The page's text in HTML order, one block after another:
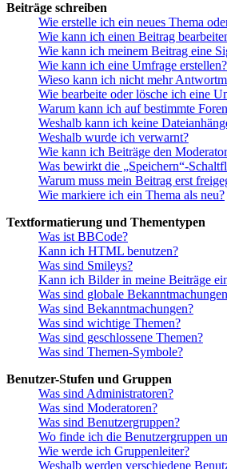
Beiträge schreiben
Wie erstelle ich ein neues Thema
Wie kann ich einen Beitrag
Wie kann ich meinem Beitrag eine
Wie kann ich eine Umfrage erstellen?
Wieso kann ich nicht mehr
Wie bearbeite oder lösche ich eine
Warum kann ich auf bestimmte
Weshalb kann ich keine
Weshalb wurde ich verwarnt?
Wie kann ich Beiträge den
Was bewirkt die „Speichern“-
Warum muss mein Beitrag erst
Wie markiere ich ein Thema als neu?
Textformatierung und Thementypen
Was ist BBCode?
Kann ich HTML benutzen?
Was sind Smileys?
Kann ich Bilder in meine Beiträge
Was sind globale
Was sind Bekanntmachungen?
Was sind wichtige Themen?
Was sind geschlossene Themen?
Was sind Themen-Symbole?
Benutzer-Stufen und Gruppen
Was sind Administratoren?
Was sind Moderatoren?
Was sind Benutzergruppen?
Wo finde ich die Benutzergruppen
Wie werde ich Gruppenleiter?
Weshalb werden verschiedene